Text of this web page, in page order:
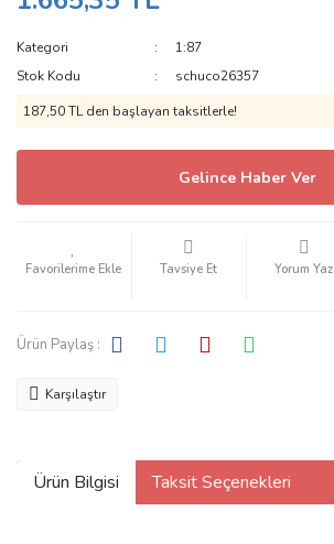
Kategori
1:87
Stok Kodu
schuco26357
187,50 TL den başlayan taksitlerle!
Gelince Haber Ver
Tavsiye Et Yorum Yaz
Ürün Paylaş :
Karşılaştır
Ürün Bilgisi Taksit Seçenekleri